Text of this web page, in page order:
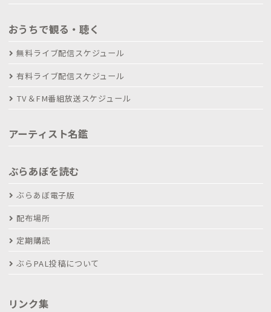
おうちで観る・聴く
無料ライブ配信スケジュール
有料ライブ配信スケジュール
TV＆FM番組放送スケジュール
アーティスト名鑑
ぶらあぼを読む
ぶらあぼ電子版
配布場所
定期購読
ぶらPAL投稿について
リンク集